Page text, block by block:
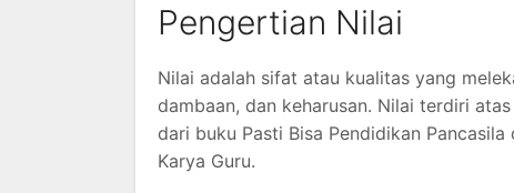
Pengertian Nilai
Nilai adalah sifat atau kualitas yang
dambaan, dan keharusan. Nilai terdiri
dari buku Pasti Bisa Pendidikan
Karya Guru.